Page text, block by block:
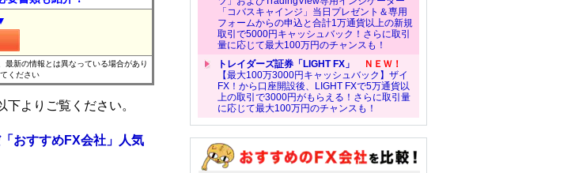
新の情報とは異なっている場合があり
ください
よりご覧ください。
おすすめFX会社」人気
「コバスキャインジ」当日プレゼント＆専用
フォームからの申込と合計1万通貨以上の新規
取引で5000円キャッシュバック！さらに取引
量に応じて最大100万円のチャンスも！
トレイダーズ証券「LIGHT FX」
ＮＥＷ！
【最大100万3000円キャッシュバック】ザイ
FX！から口座開設後、LIGHT FXで5万通貨以
上の取引で3000円がもらえる！さらに取引量
に応じて最大100万円のチャンスも！